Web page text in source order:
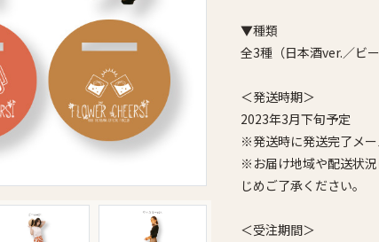
▼種類
全3種（日本酒ver.／ビ
＜発送時期＞
2023年3月下旬予定
※発送時に発送完了メー
※お届け地域や配送状
じめご了承ください。
＜受注期間＞